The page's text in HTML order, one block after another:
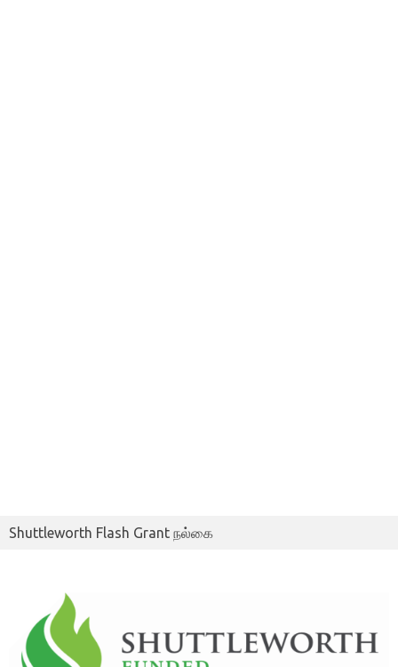
Shuttleworth Flash Grant நல்கை